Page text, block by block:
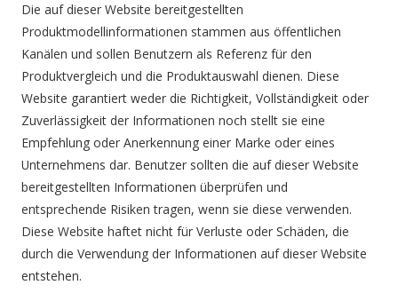
Die auf dieser Website bereitgestellten
Produktmodellinformationen stammen aus öffentlichen
Kanälen und sollen Benutzern als Referenz für den
Produktvergleich und die Produktauswahl dienen. Diese
Website garantiert weder die Richtigkeit, Vollständigkeit oder
Zuverlässigkeit der Informationen noch stellt sie eine
Empfehlung oder Anerkennung einer Marke oder eines
Unternehmens dar. Benutzer sollten die auf dieser Website
bereitgestellten Informationen überprüfen und
entsprechende Risiken tragen, wenn sie diese verwenden.
Diese Website haftet nicht für Verluste oder Schäden, die
durch die Verwendung der Informationen auf dieser Website
entstehen.